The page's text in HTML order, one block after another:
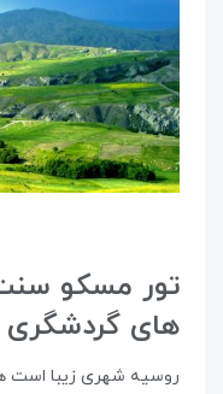
تور مسکو
های گردشگری
روسیه شهری زیبا است